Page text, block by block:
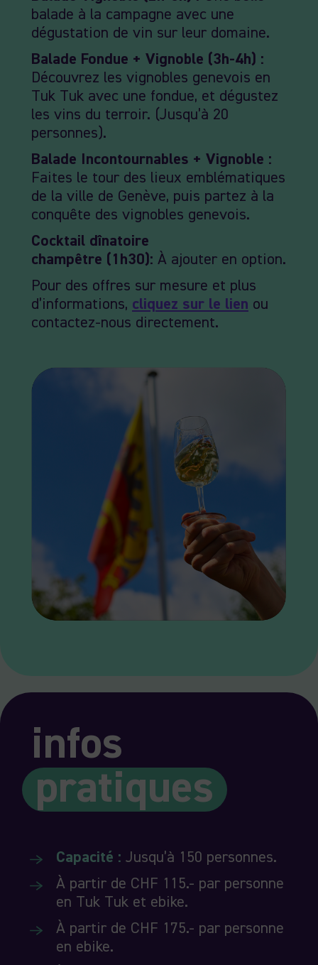
balade à la campagne avec une
dégustation de vin sur leur domaine.
Balade Fondue + Vignoble (3h-4h) :
Découvrez les vignobles genevois en
Tuk Tuk avec une fondue, et dégustez
les vins du terroir. (Jusqu’à 20
personnes).
Balade Incontournables + Vignoble :
Faites le tour des lieux emblématiques
de la ville de Genève, puis partez à la
conquête des vignobles genevois.
Cocktail dînatoire
champêtre (1h30): À ajouter en option.
Pour des offres sur mesure et plus
d’informations, cliquez sur le lien ou
contactez-nous directement.
infos
pratiques
Capacité : Jusqu’à 150 personnes.
À partir de CHF 115.- par personne
en Tuk Tuk et ebike.
À partir de CHF 175.- par personne
en ebike.